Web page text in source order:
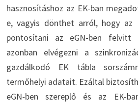
hasznosításhoz az EK-ban
e, vagyis dönthet arról, hogy az
pontosítani az eGN-ben felvitt
azonban elvégezni a
gazdálkodó EK tábla
termőhelyi adatait. Ezáltal
eGN-ben szereplő és az EK-